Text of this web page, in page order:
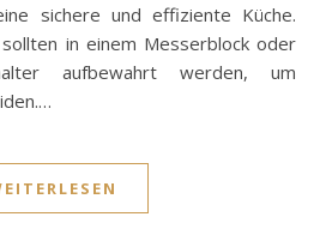
sichere und effiziente Küche.
in einem Messerblock oder
aufbewahrt werden, um